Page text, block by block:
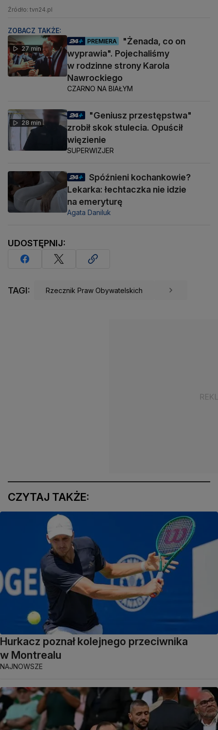
Źródło: tvn24.pl
ZOBACZ TAKŻE:
27 min
PREMIERA
"Żenada, co on
wyprawia". Pojechaliśmy
w rodzinne strony Karola
Nawrockiego
CZARNO NA BIAŁYM
28 min
"Geniusz przestępstwa"
zrobił skok stulecia. Opuścił
więzienie
SUPERWIZJER
Spóźnieni kochankowie?
Lekarka: łechtaczka nie idzie
na emeryturę
Agata Daniluk
UDOSTĘPNIJ:
TAGI: Rzecznik Praw Obywatelskich
CZYTAJ TAKŻE:
Hurkacz poznał kolejnego przeciwnika
w Montrealu
NAJNOWSZE